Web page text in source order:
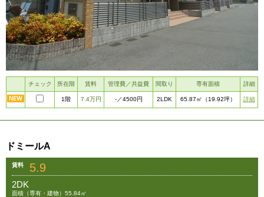
チェック 所在階 賃料 管理費／共益費 間取り 専有面積 詳細
1階 7.4万円 -／4500円 2LDK 65.87㎡ （19.92坪） 詳細
ドミールA
賃料 5.9
2DK
面積（専有・建物）55.84㎡